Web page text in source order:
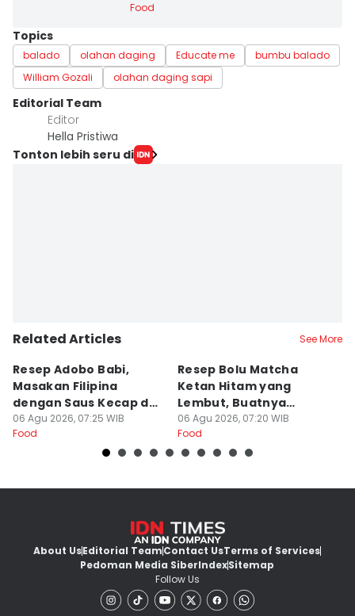
Food
Topics
balado olahan daging Educate me
bumbu balado
William Gozali
olahan daging sapi
Editorial Team
Editor
Hella Pristiwa
Tonton lebih seru di
Related Articles See More
Resep Adobo Babi,
Masakan Filipina
dengan Saus Kecap dan
Cuka
06 Agu 2026, 07:25 WIB
Food
Resep Bolu Matcha
Ketan Hitam yang
Lembut, Buatnya
Mudah!
06 Agu 2026, 07:20 WIB
Food
About UsEditorial TeamContact UsTerms of Services
Pedoman Media SiberIndexSitemap
Follow Us